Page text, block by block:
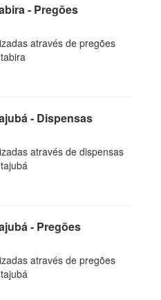
- Pregões
através de pregões
- Dispensas
através de dispensas
- Pregões
através de pregões